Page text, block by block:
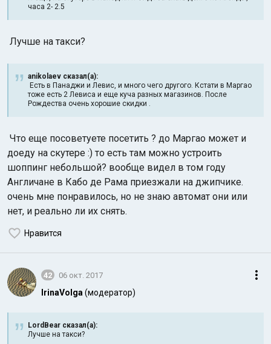
часа 2- 2.5
Лучше на такси?
anikolaev сказал(а):
Есть в Панаджи и Левис, и много чего другого. Кстати в Маргао
тоже есть 2 Левиса и еще куча разных магазинов. После
Рождества очень хорошие скидки .
Что еще посоветуете посетить ? до Маргао может и
доеду на скутере :) то есть там можно устроить
шоппинг небольшой? вообще видел в том году
Англичане в Кабо де Рама приезжали на джипчике.
очень мне понравилось, но не знаю автомат они или
нет, и реально ли их снять.
Нравится
42 06 окт. 2017
IrinaVolga (модератор)
LordBear сказал(а):
Лучше на такси?